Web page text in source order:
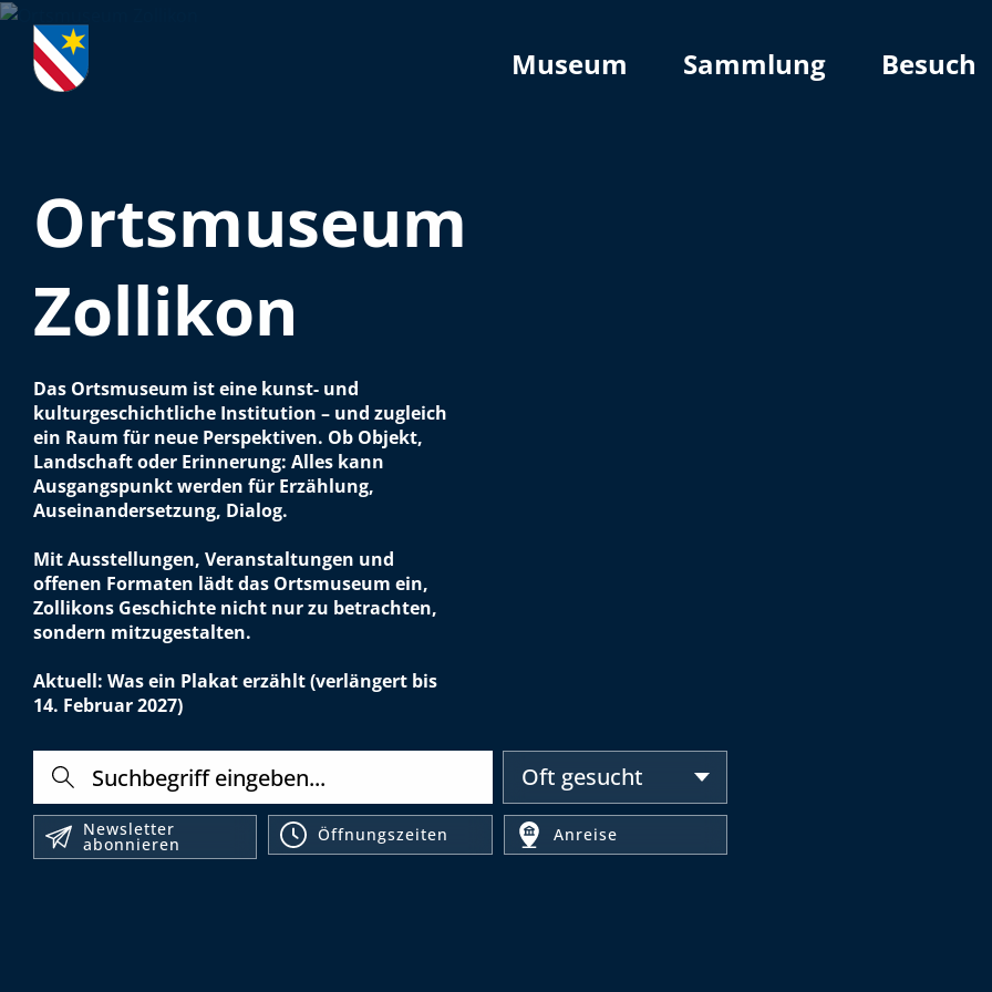
Museum Sammlung Besuch
Verschiedene Informationen
Verschiedene Informationen
Ortsmuseum
Zollikon
Verschiedene Informationen
Das Ortsmuseum ist eine kunst- und
kulturgeschichtliche Institution – und zugleich
ein Raum für neue Perspektiven. Ob Objekt,
Landschaft oder Erinnerung: Alles kann
Ausgangspunkt werden für Erzählung,
Auseinandersetzung, Dialog.
Mit Ausstellungen, Veranstaltungen und
offenen Formaten lädt das Ortsmuseum ein,
Zollikons Geschichte nicht nur zu betrachten,
sondern mitzugestalten.
Aktuell: Was ein Plakat erzählt (verlängert bis
14. Februar 2027)
Suche
Oft gesucht
Direktzugriffe
Newsletter
abonnieren Öffnungszeiten Anreise